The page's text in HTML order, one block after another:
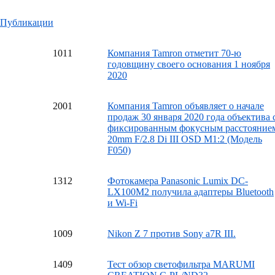
Публикации
1011
Компания Tamron отметит 70-ю
годовщину своего основания 1 ноября
2020
2001
Компания Tamron объявляет о начале
продаж 30 января 2020 года объектива
фиксированным фокусным
20mm F/2.8 Di III OSD M1:2 (Модель
F050)
1312
Фотокамера Panasonic Lumix DC-
LX100M2 получила адаптеры Bluetooth
и Wi-Fi
1009 Nikon Z 7 против Sony a7R III.
1409
Тест обзор светофильтра MARUMI